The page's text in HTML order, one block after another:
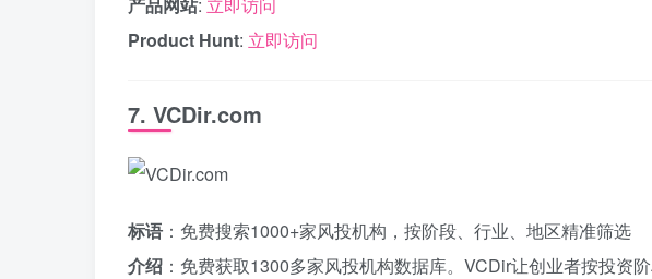
Product Hunt: 立即访问
7. VCDir.com
标语 ：免费搜索1000+家风投机构，按阶段、行业、地区精准筛选
介绍 ：免费获取1300多家风投机构数据库。VCDir让创业者按投资